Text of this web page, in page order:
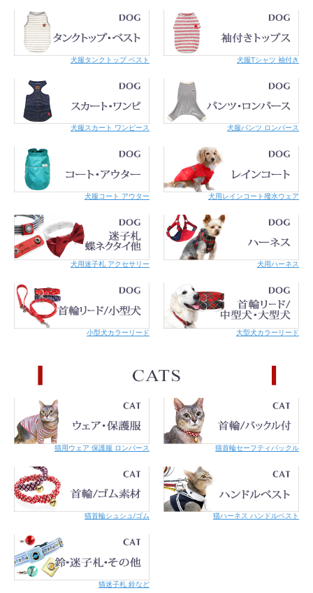
こちらの商品はメール便での対応が可能です。詳細はご利用案内をご覧くださ
い。
犬服タンクトップ ベスト 犬服Tシャツ 袖付き
犬服スカート ワンピース 犬服パンツ ロンパース
犬服コート アウター 犬用レインコート撥水ウェア
犬用迷子札 アクセサリー 犬用ハーネス
小型犬カラーリード 大型犬カラーリード
猫用ウェア 保護服 ロンパース 猫首輪セーフティバックル
猫首輪シュシュ/ゴム 猫ハーネス ハンドルベスト
猫迷子札 鈴など